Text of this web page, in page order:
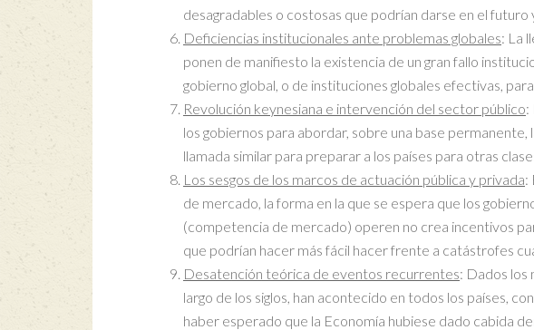
desagradables o costosas que podrían darse en el
Deficiencias institucionales ante problemas globales: La
ponen de manifiesto la existencia de un gran fallo
gobierno global, o de instituciones globales efectivas,
Revolución keynesiana e intervención del sector público:
los gobiernos para abordar, sobre una base permanente,
llamada similar para preparar a los países para otras
Los sesgos de los marcos de actuación pública y privada:
de mercado, la forma en la que se espera que los
(competencia de mercado) operen no crea incentivos
que podrían hacer más fácil hacer frente a catástrofes
Desatención teórica de eventos recurrentes: Dados los
largo de los siglos, han acontecido en todos los países,
haber esperado que la Economía hubiese dado cabida